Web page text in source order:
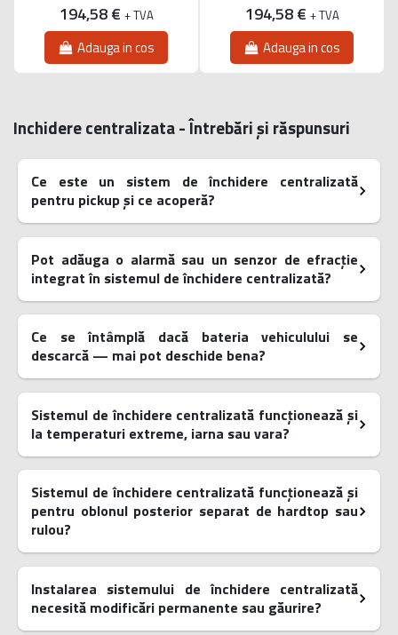
194,58 € + TVA
Adauga in cos
194,58 € + TVA
Adauga in cos
Inchidere centralizata - Întrebări și răspunsuri
Ce este un sistem de închidere centralizată
pentru pickup și ce acoperă?
Pot adăuga o alarmă sau un senzor de efracție
integrat în sistemul de închidere centralizată?
Ce se întâmplă dacă bateria vehiculului se
descarcă — mai pot deschide bena?
Sistemul de închidere centralizată funcționează și
la temperaturi extreme, iarna sau vara?
Sistemul de închidere centralizată funcționează și
pentru oblonul posterior separat de hardtop sau
rulou?
Instalarea sistemului de închidere centralizată
necesită modificări permanente sau găurire?